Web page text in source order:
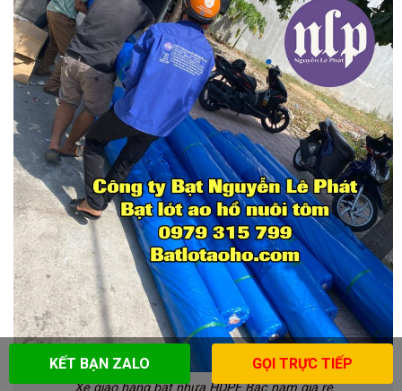
Xe giao hàng bạt nhựa HDPE Bắc nam giá rẻ
KẾT BẠN ZALO GỌI TRỰC TIẾP